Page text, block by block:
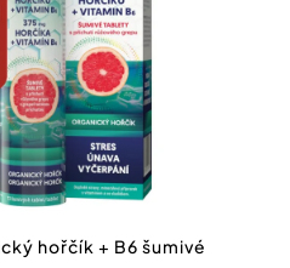
hořčík + B6 šumivé